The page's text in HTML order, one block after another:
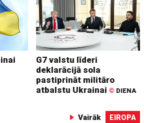
G7 valstu līderi
deklarācijā sola
pastiprināt militāro
atbalstu Ukrainai © DIENA
Vairāk EIROPA